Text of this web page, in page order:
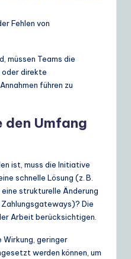
Fehlen von
müssen Teams die
oder direkte
führen zu
den Umfang
ist, muss die Initiative
schnelle Lösung (z. B.
strukturelle Änderung
Die
Arbeit berücksichtigen.
Wirkung, geringer
werden können, um